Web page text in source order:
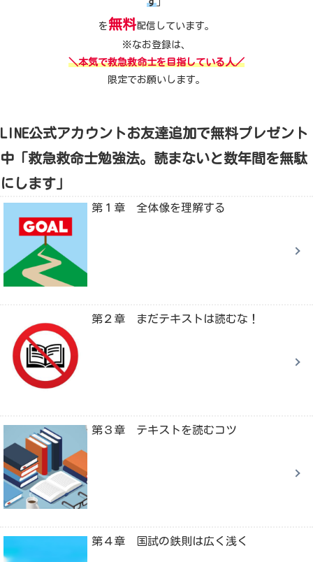
す
を無料配信しています。
※なお登録は、
＼本気で救急救命士を目指している人／
限定でお願いします。
LINE公式アカウントお友達追加で無料プレゼント
中「救急救命士勉強法。読まないと数年間を無駄
にします」
第１章 全体像を理解する
第２章 まだテキストは読むな！
第３章 テキストを読むコツ
第４章 国試の鉄則は広く浅く